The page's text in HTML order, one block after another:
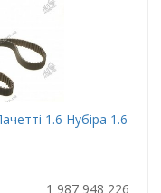
1.6 Нубіра 1.6
1 987 948 226